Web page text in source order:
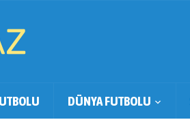
DÜNYA FUTBOLU